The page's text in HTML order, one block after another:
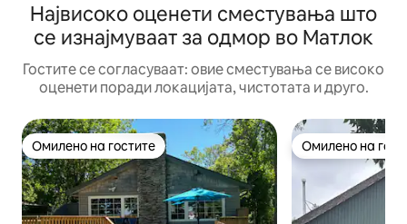
Највисоко оценети сместувања што
се изнајмуваат за одмор во Матлок
Гостите се согласуваат: овие сместувања се високо
оценети поради локацијата, чистотата и друго.
Омилено на гостите
Омилено на гостите Омилено на
Омилено на